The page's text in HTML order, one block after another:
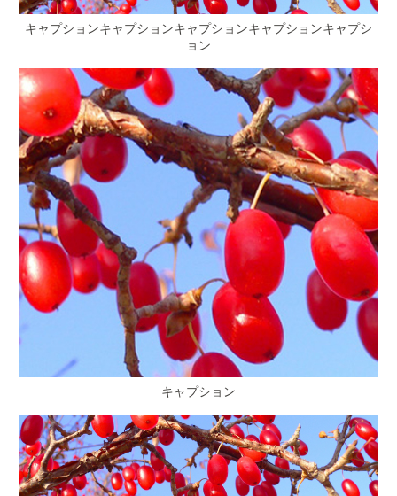
キャプションキャプションキャプションキャプションキャプシ
ョン
キャプション